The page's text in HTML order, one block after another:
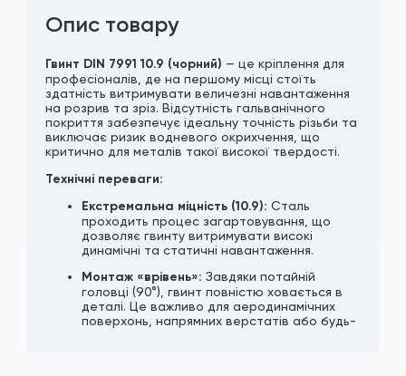
Опис товару
Гвинт DIN 7991 10.9 (чорний) — це кріплення для
професіоналів, де на першому місці стоїть
здатність витримувати величезні навантаження
на розрив та зріз. Відсутність гальванічного
покриття забезпечує ідеальну точність різьби та
виключає ризик водневого окрихчення, що
критично для металів такої високої твердості.
Технічні переваги:
Екстремальна міцність (10.9): Сталь
проходить процес загартовування, що
дозволяє гвинту витримувати високі
динамічні та статичні навантаження.
Монтаж «врівень»: Завдяки потайній
головці (90°), гвинт повністю ховається в
деталі. Це важливо для аеродинамічних
поверхонь, напрямних верстатів або будь-